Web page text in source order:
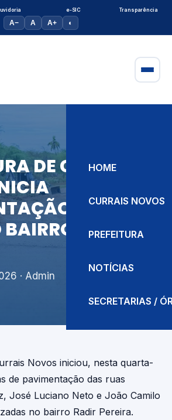
e-SIC Transparência
A− A A+ ◐
HOME
CURRAIS NOVOS
PREFEITURA
NOTÍCIAS
SECRETARIAS /
DE CURRAIS
DE TRÊS
BAIRRO RADIR
· Admin
Novos iniciou, nesta quarta-
de pavimentação das ruas
José Luciano Neto e João Camilo
no bairro Radir Pereira.